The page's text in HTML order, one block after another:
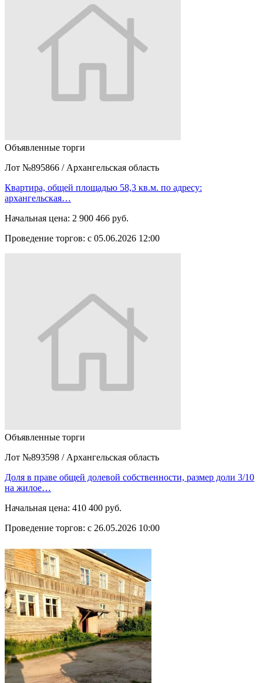
Объявленные торги
Лот №895866 / Архангельская область
Квартира, общей площадью 58,3 кв.м. по адресу:
архангельская…
Начальная цена: 2 900 466 руб.
Проведение торгов: с 05.06.2026 12:00
Объявленные торги
Лот №893598 / Архангельская область
Доля в праве общей долевой собственности, размер доли 3/10
на жилое…
Начальная цена: 410 400 руб.
Проведение торгов: с 26.05.2026 10:00